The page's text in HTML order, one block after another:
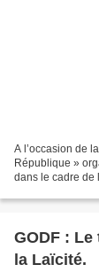
A l’occasion de
République »
dans le cadre de
GODF :
la Laïcité.